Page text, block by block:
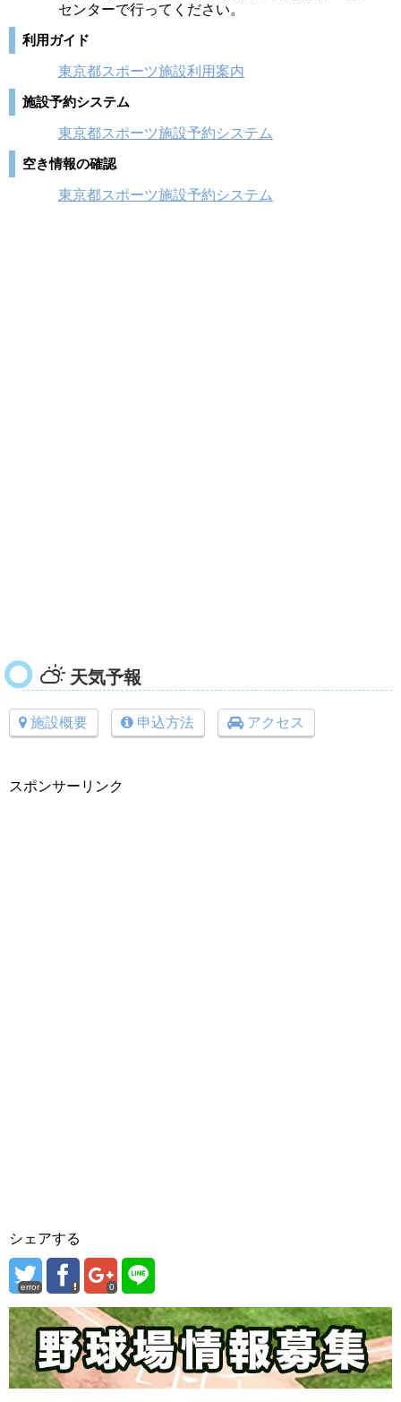
センターで行ってください。
利用ガイド
東京都スポーツ施設利用案内
施設予約システム
東京都スポーツ施設予約システム
空き情報の確認
東京都スポーツ施設予約システム
天気予報
施設概要 申込方法 アクセス
スポンサーリンク
シェアする
error 0